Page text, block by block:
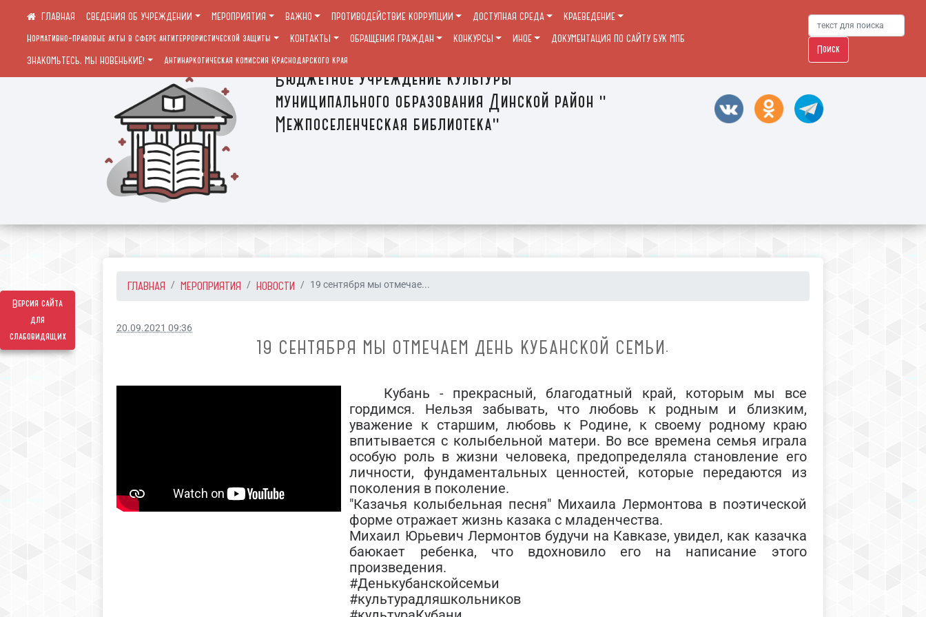
Версия сайта
для
слабовидящих
Бюджетное учреждение культуры
муниципального образования Динской район "
Межпоселенческая библиотека"
СВЕДЕНИЯ ОБ УЧРЕЖДЕНИИ МЕРОПРИЯТИЯ ВАЖНО ПРОТИВОДЕЙСТВИЕ КОРРУПЦИИ ДОСТУПНАЯ СРЕДА
КРАЕВЕДЕНИЕ
Нормативно-правовые акты в сфере антитеррористической защиты
КОНТАКТЫ ОБРАЩЕНИЯ ГРАЖДАН КОНКУРСЫ ИНОЕ
ДОКУМЕНТАЦИЯ ПО САЙТУ БУК МПБ
ЗНАКОМЬТЕСЬ, МЫ НОВЕНЬКИЕ!
Антинаркотическая комиссия Краснодарского края
Поиск
ГЛАВНАЯ МЕРОПРИЯТИЯ НОВОСТИ 19 сентября мы отмечае...
20.09.2021 09:36
19 СЕНТЯБРЯ МЫ ОТМЕЧАЕМ ДЕНЬ КУБАНСКОЙ СЕМЬИ.
Кубань - прекрасный, благодатный край, которым мы все
гордимся. Нельзя забывать, что любовь к родным и близким,
уважение к старшим, любовь к Родине, к своему родному краю
впитывается с колыбельной матери. Во все времена семья играла
особую роль в жизни человека, предопределяла становление его
личности, фундаментальных ценностей, которые передаются из
поколения в поколение.
"Казачья колыбельная песня" Михаила Лермонтова в поэтической
форме отражает жизнь казака с младенчества.
Михаил Юрьевич Лермонтов будучи на Кавказе, увидел, как казачка
баюкает ребенка, что вдохновило его на написание этого
произведения.
#Денькубанскойсемьи
#культурадляшкольников